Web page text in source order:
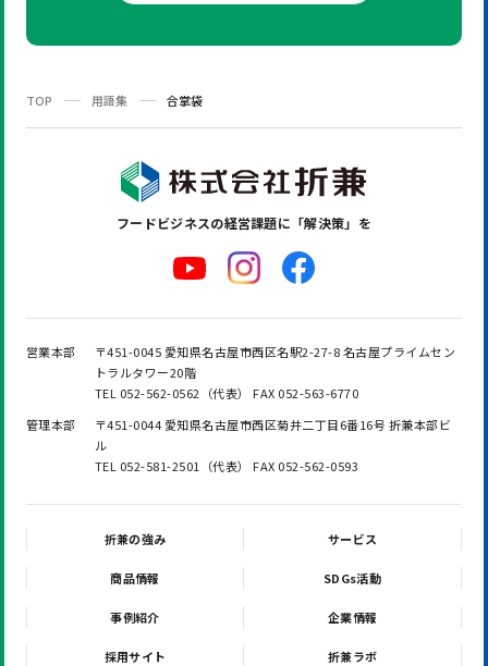
TOP 用語集 合掌袋
フードビジネスの経営課題に「解決策」を
営業本部
〒451-0045 愛知県名古屋市西区名駅2-27-8 名古屋プライムセン
トラルタワー20階
TEL 052-562-0562（代表） FAX 052-563-6770
管理本部
〒451-0044 愛知県名古屋市西区菊井二丁目6番16号 折兼本部ビ
ル
TEL 052-581-2501（代表） FAX 052-562-0593
折兼の強み サービス
商品情報 SDGs活動
事例紹介 企業情報
採用サイト 折兼ラボ